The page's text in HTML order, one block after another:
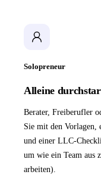
Solopreneur
Alleine
Berater, Freiberufler
Sie mit den Vorlagen,
und einer LLC-
um wie ein Team aus
arbeiten).